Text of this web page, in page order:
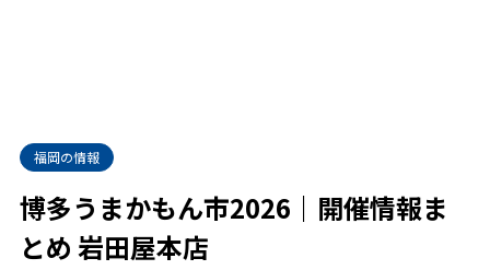
福岡の情報
博多うまかもん市2026｜開催情報ま
とめ 岩田屋本店